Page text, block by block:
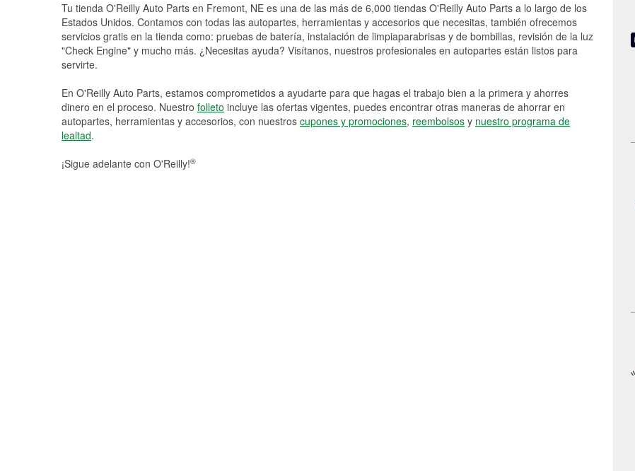
Tu tienda O'Reilly Auto Parts en Fremont, NE es una de las más de 6,000 tiendas O'Reilly Auto Parts a lo largo de los
Estados Unidos. Contamos con todas las autopartes, herramientas y accesorios que necesitas, también ofrecemos
servicios gratis en la tienda como: pruebas de batería, instalación de limpiaparabrisas y de bombillas, revisión de la luz
"Check Engine" y mucho más. ¿Necesitas ayuda? Visítanos, nuestros profesionales en autopartes están listos para
servirte.
En O'Reilly Auto Parts, estamos comprometidos a ayudarte para que hagas el trabajo bien a la primera y ahorres
dinero en el proceso. Nuestro folleto incluye las ofertas vigentes, puedes encontrar otras maneras de ahorrar en
autopartes, herramientas y accesorios, con nuestros cupones y promociones, reembolsos y nuestro programa de
lealtad.
¡Sigue adelante con O'Reilly!®